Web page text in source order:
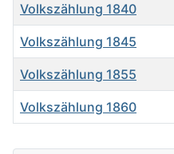
Volkszählung 1840
Volkszählung 1845
Volkszählung 1855
Volkszählung 1860